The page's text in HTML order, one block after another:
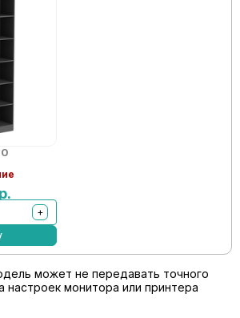
р.
+
может не передавать точного
настроек монитора или принтера